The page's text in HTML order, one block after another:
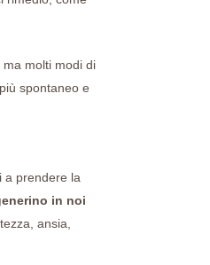
, ma molti modi di
spontaneo e
a prendere la
in noi
ansia,